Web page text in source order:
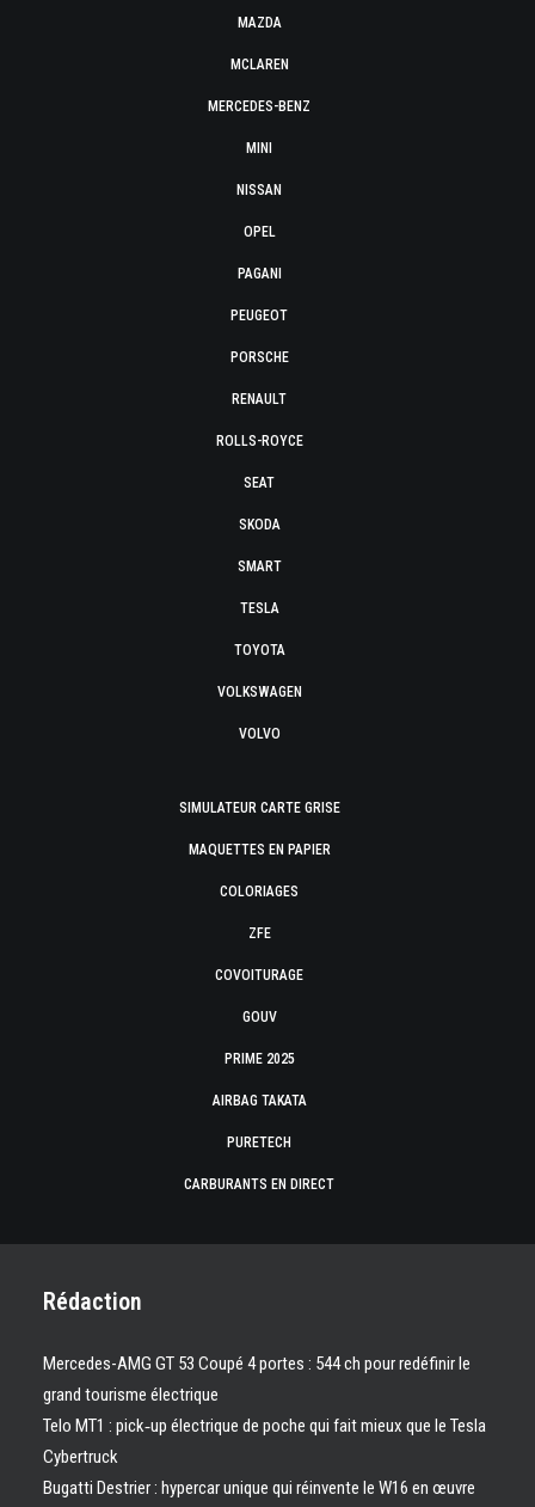
MAZDA
MCLAREN
MERCEDES-BENZ
MINI
NISSAN
OPEL
PAGANI
PEUGEOT
PORSCHE
RENAULT
ROLLS-ROYCE
SEAT
SKODA
SMART
TESLA
TOYOTA
VOLKSWAGEN
VOLVO
SIMULATEUR CARTE GRISE
MAQUETTES EN PAPIER
COLORIAGES
ZFE
COVOITURAGE
GOUV
PRIME 2025
AIRBAG TAKATA
PURETECH
CARBURANTS EN DIRECT
Rédaction
Mercedes-AMG GT 53 Coupé 4 portes : 544 ch pour redéfinir le
grand tourisme électrique
Telo MT1 : pick‑up électrique de poche qui fait mieux que le Tesla
Cybertruck
Bugatti Destrier : hypercar unique qui réinvente le W16 en œuvre